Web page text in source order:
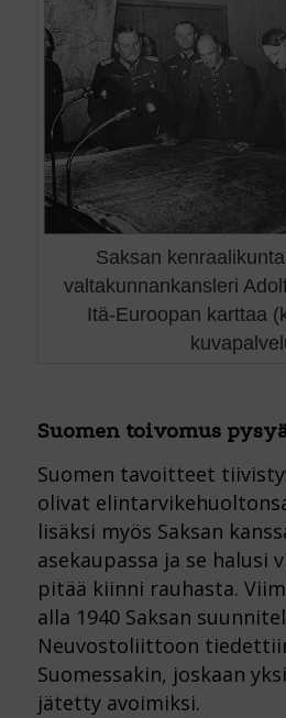
Saksan
valtakunnankansleri
Itä-Euroopan karttaa
Suomen toivomus
Suomen tavoitteet
olivat
lisäksi myös Saksan
asekaupassa ja se halusi
pitää kiinni rauhasta.
alla 1940 Saksan
Neuvostoliittoon
Suomessakin, joskaan
jätetty avoimiksi.